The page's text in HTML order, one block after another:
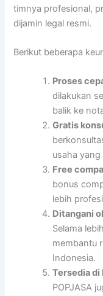
timnya profesional,
dijamin legal resmi.
Berikut beberapa
Proses
dilakukan
balik ke
Gratis
usaha yang
Free
bonus
lebih
Ditangani
Selama
membantu
Indonesia.
Tersedia di
POPJASA